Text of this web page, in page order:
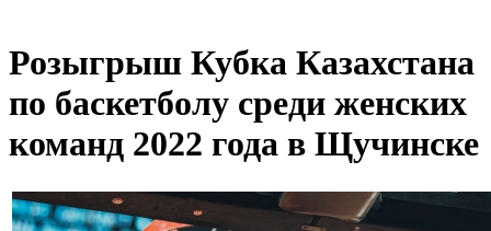
Розыгрыш Кубка Казахстана
по баскетболу среди женских
команд 2022 года в Щучинске